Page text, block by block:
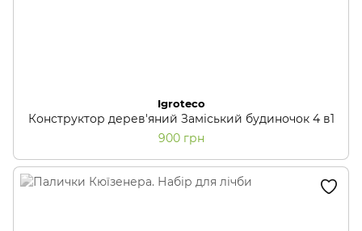
Igroteco
Конструктор дерев'яний Заміський будиночок 4 в1
900 грн